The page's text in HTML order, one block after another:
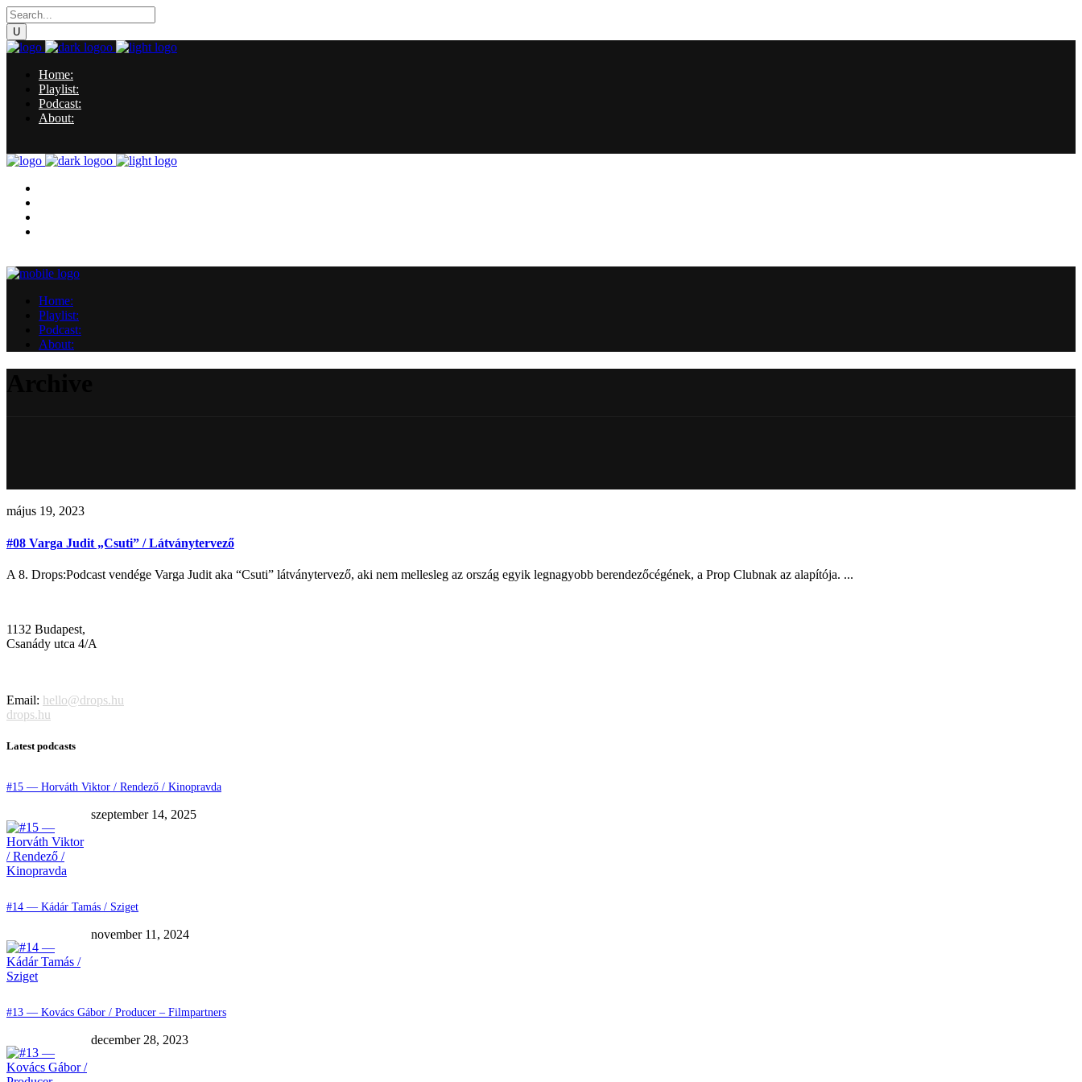
Home:
Playlist:
Podcast:
About:
Home:
Playlist:
Podcast:
About:
május 19, 2023
#08 Varga Judit „Csuti” / Látványtervező
A 8. Drops:Podcast vendége Varga Judit aka “Csuti” látványtervező, aki nem mellesleg az ország egyik legnagyobb berendezőcégének, a Prop Clubnak az alapítója. ...
1132 Budapest,
Csanády utca 4/A
Email: hello@drops.hu
drops.hu
Latest podcasts
#15 — Horváth Viktor / Rendező / Kinopravda
szeptember 14, 2025
#14 — Kádár Tamás / Sziget
november 11, 2024
#13 — Kovács Gábor / Producer – Filmpartners
december 28, 2023